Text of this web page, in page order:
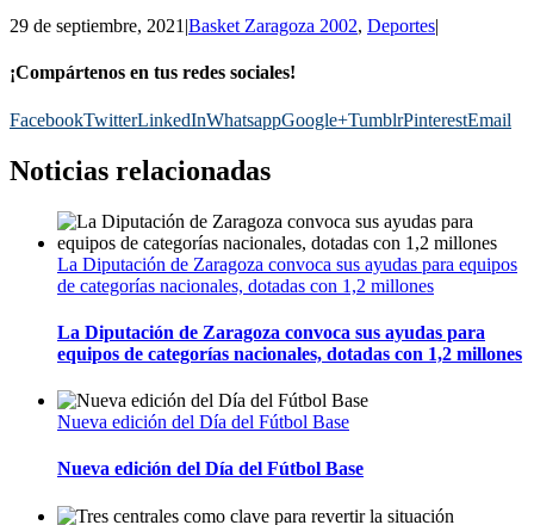
29 de septiembre, 2021 |Basket Zaragoza 2002, Deportes|
¡Compártenos en tus redes sociales!
FacebookTwitterLinkedInWhatsappGoogle+TumblrPinterestEmail
Noticias relacionadas
La Diputación de Zaragoza convoca sus ayudas para equipos
de categorías nacionales, dotadas con 1,2 millones
La Diputación de Zaragoza convoca sus ayudas para
equipos de categorías nacionales, dotadas con 1,2 millones
Nueva edición del Día del Fútbol Base
Nueva edición del Día del Fútbol Base